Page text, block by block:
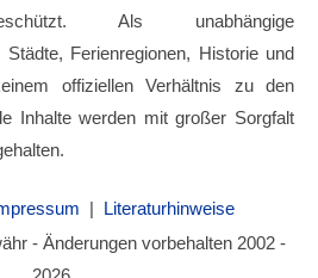
Als unabhängige
Ferienregionen, Historie und
offiziellen Verhältnis zu den
Inhalte werden mit großer Sorgfalt
| Literaturhinweise
- Änderungen vorbehalten 2002 -